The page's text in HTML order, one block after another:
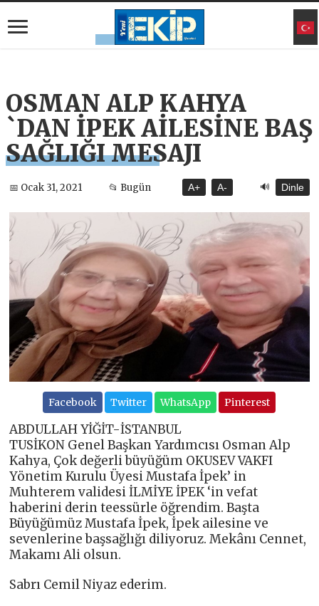
OSMAN ALP KAHYA
`DAN İPEK AİLESİNE BAŞ
SAĞLIĞI MESAJI
📅 Ocak 31, 2021 📂 Bugün A+ A- 🔊 Dinle
Facebook Twitter WhatsApp Pinterest
ABDULLAH YİĞİT-İSTANBUL
TUSİKON Genel Başkan Yardımcısı Osman Alp
Kahya, Çok değerli büyüğüm OKUSEV VAKFI
Yönetim Kurulu Üyesi Mustafa İpek’ in
Muhterem validesi İLMİYE İPEK ‘in vefat
haberini derin teessürle öğrendim. Başta
Büyüğümüz Mustafa İpek, İpek ailesine ve
sevenlerine başsağlığı diliyoruz. Mekânı Cennet,
Makamı Ali olsun.
Sabrı Cemil Niyaz ederim.